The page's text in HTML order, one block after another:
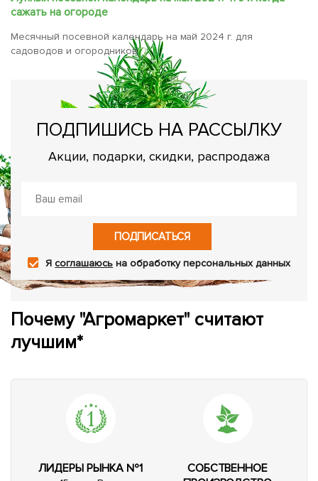
сажать на огороде
Месячный посевной календарь на май 2024 г. для
садоводов и огородников.
ПОДПИШИСЬ НА РАССЫЛКУ
Акции, подарки, скидки, распродажа
ПОДПИСАТЬСЯ
Ясоглашаюсь на обработку персональных данных
Почему "Агромаркет" считают
лучшим*
ЛИДЕРЫ РЫНКА №1
СОБСТВЕННОЕ